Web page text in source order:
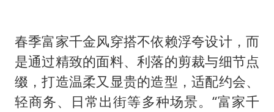
春季富家千金风穿搭不依赖浮夸设计，而
是通过精致的面料、利落的剪裁与细节点
缀，打造温柔又显贵的造型，适配约会、
轻商务、日常出街等多种场景。“富家千